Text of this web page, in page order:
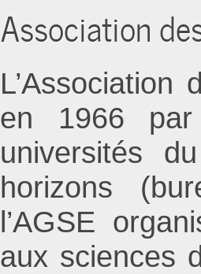
Association
en 1966 par
universités
horizons
l’AGSE
aux sciences